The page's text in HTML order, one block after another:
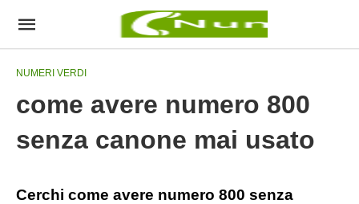
NUMERI VERDI
come avere numero 800
senza canone mai usato
Cerchi come avere numero 800 senza